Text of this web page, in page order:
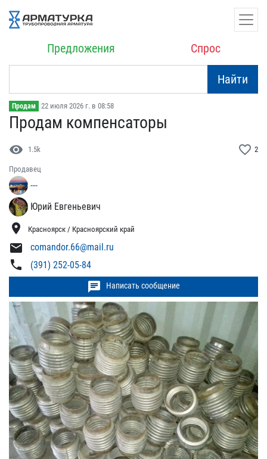
Предложения Спрос
Найти
Продам 22 июля 2026 г. в 08:58
Продам компенсаторы
visibility 1.5k favorite_border 2
Продавец
---
Юрий Евгеньевич
location_on Красноярск / Красноярский край
mail comandor.66@mail.ru
phone (391) 252-05-84
chat Написать сообщение